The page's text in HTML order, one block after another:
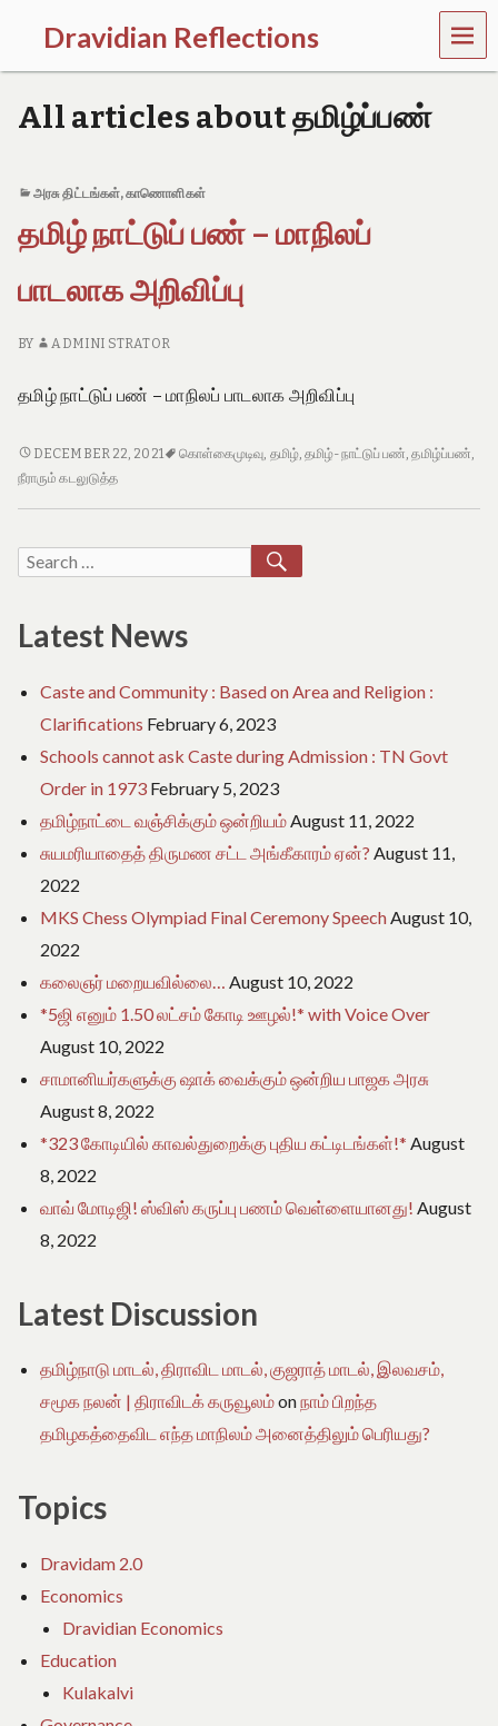
Dravidian Reflections
P
a
s
P
e
s
n
a
n
F
u
r
e
f
T
i
l
a
d
u
MEN
U
All articles about தமிழ்ப்பண்
அரசு திட்டங்கள்,காணொளிகள்
தமிழ் நாட்டுப் பண் – மாநிலப்
பாடலாக அறிவிப்பு
BY ADMINI STRATOR
தமிழ் நாட்டுப் பண் – மாநிலப் பாடலாக அறிவிப்பு
தமிழ்
நாட்டுப்
மாநிலப்
பாடலாக
DECEMBER 22, 2021 கொள்கைமுடிவு, தமிழ்,தமிழ்-நாட்டுப் பண்,தமிழ்ப்பண்,
நீராரும் கடலுடுத்த
Search
Latest News
Caste and Community : Based on Area and Religion :
Clarifications February 6, 2023
Schools cannot ask Caste during Admission : TN Govt
Order in 1973 February 5, 2023
தமிழ்நாட்டை வஞ்சிக்கும் ஒன்றியம்August 11, 2022
சுயமரியாதைத் திருமண சட்ட அங்கீகாரம் ஏன்? August 11,
2022
MKS Chess Olympiad Final Ceremony SpeechAugust 10,
2022
கலைஞர் மறையவில்லை… August 10, 2022
*5ஜி எனும் 1.50 லட்சம் கோடி ஊழல்!* with Voice Over
August 10, 2022
சாமானியர்களுக்கு ஷாக் வைக்கும் ஒன்றிய பாஜக அரசு
August 8, 2022
*323 கோடியில் காவல்துறைக்கு புதிய கட்டிடங்கள்!* August
8, 2022
வாவ் மோடிஜி! ஸ்விஸ் கருப்பு பணம் வெள்ளையானது! August
8, 2022
Latest Discussion
தமிழ்நாடு மாடல், திராவிட மாடல், குஜராத் மாடல், இலவசம்,
சமூக நலன் | திராவிடக் கருவூலம்onநாம் பிறந்த
தமிழகத்தைவிட எந்த மாநிலம் அனைத்திலும் பெரியது?
Topics
Dravidam 2.0
Economics
Dravidian Economics
Education
Kulakalvi